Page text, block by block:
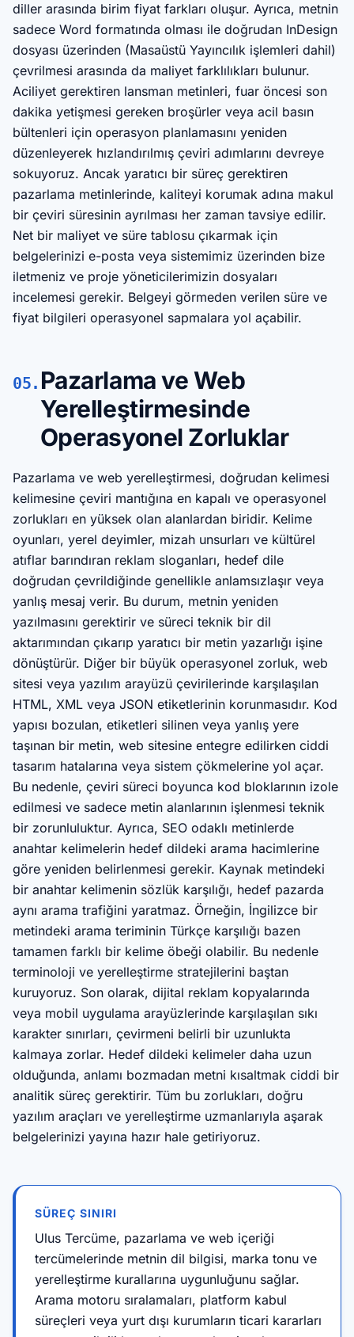
diller arasında birim fiyat farkları oluşur. Ayrıca, metnin
sadece Word formatında olması ile doğrudan InDesign
dosyası üzerinden (Masaüstü Yayıncılık işlemleri dahil)
çevrilmesi arasında da maliyet farklılıkları bulunur.
Aciliyet gerektiren lansman metinleri, fuar öncesi son
dakika yetişmesi gereken broşürler veya acil basın
bültenleri için operasyon planlamasını yeniden
düzenleyerek hızlandırılmış çeviri adımlarını devreye
sokuyoruz. Ancak yaratıcı bir süreç gerektiren
pazarlama metinlerinde, kaliteyi korumak adına makul
bir çeviri süresinin ayrılması her zaman tavsiye edilir.
Net bir maliyet ve süre tablosu çıkarmak için
belgelerinizi e-posta veya sistemimiz üzerinden bize
iletmeniz ve proje yöneticilerimizin dosyaları
incelemesi gerekir. Belgeyi görmeden verilen süre ve
fiyat bilgileri operasyonel sapmalara yol açabilir.
05. Pazarlama ve Web
Yerelleştirmesinde
Operasyonel Zorluklar
Pazarlama ve web yerelleştirmesi, doğrudan kelimesi
kelimesine çeviri mantığına en kapalı ve operasyonel
zorlukları en yüksek olan alanlardan biridir. Kelime
oyunları, yerel deyimler, mizah unsurları ve kültürel
atıflar barındıran reklam sloganları, hedef dile
doğrudan çevrildiğinde genellikle anlamsızlaşır veya
yanlış mesaj verir. Bu durum, metnin yeniden
yazılmasını gerektirir ve süreci teknik bir dil
aktarımından çıkarıp yaratıcı bir metin yazarlığı işine
dönüştürür. Diğer bir büyük operasyonel zorluk, web
sitesi veya yazılım arayüzü çevirilerinde karşılaşılan
HTML, XML veya JSON etiketlerinin korunmasıdır. Kod
yapısı bozulan, etiketleri silinen veya yanlış yere
taşınan bir metin, web sitesine entegre edilirken ciddi
tasarım hatalarına veya sistem çökmelerine yol açar.
Bu nedenle, çeviri süreci boyunca kod bloklarının izole
edilmesi ve sadece metin alanlarının işlenmesi teknik
bir zorunluluktur. Ayrıca, SEO odaklı metinlerde
anahtar kelimelerin hedef dildeki arama hacimlerine
göre yeniden belirlenmesi gerekir. Kaynak metindeki
bir anahtar kelimenin sözlük karşılığı, hedef pazarda
aynı arama trafiğini yaratmaz. Örneğin, İngilizce bir
metindeki arama teriminin Türkçe karşılığı bazen
tamamen farklı bir kelime öbeği olabilir. Bu nedenle
terminoloji ve yerelleştirme stratejilerini baştan
kuruyoruz. Son olarak, dijital reklam kopyalarında
veya mobil uygulama arayüzlerinde karşılaşılan sıkı
karakter sınırları, çevirmeni belirli bir uzunlukta
kalmaya zorlar. Hedef dildeki kelimeler daha uzun
olduğunda, anlamı bozmadan metni kısaltmak ciddi bir
analitik süreç gerektirir. Tüm bu zorlukları, doğru
yazılım araçları ve yerelleştirme uzmanlarıyla aşarak
belgelerinizi yayına hazır hale getiriyoruz.
SÜREÇ SINIRI
Ulus Tercüme, pazarlama ve web içeriği
tercümelerinde metnin dil bilgisi, marka tonu ve
yerelleştirme kurallarına uygunluğunu sağlar.
Arama motoru sıralamaları, platform kabul
süreçleri veya yurt dışı kurumların ticari kararları